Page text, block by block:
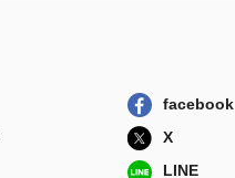
facebook
X
LINE